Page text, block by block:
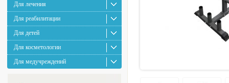
Для лечения
Для реабилитации
Для детей
Для косметологии
Для медучреждений